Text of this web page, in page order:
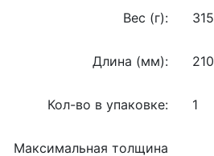
Вес (г): 315
Длина (мм): 210
Кол-во в упаковке: 1
Максимальная толщина